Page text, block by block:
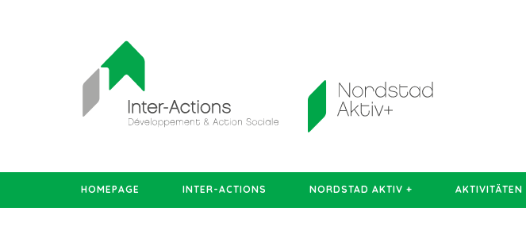
HOMEPAGE INTER-ACTIONS NORDSTAD AKTIV + AKTIVITÄTEN